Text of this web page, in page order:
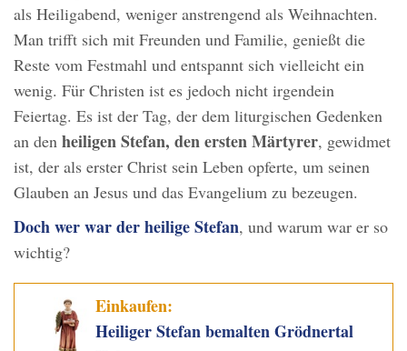
als Heiligabend, weniger anstrengend als Weihnachten.
Man trifft sich mit Freunden und Familie, genießt die
Reste vom Festmahl und entspannt sich vielleicht ein
wenig. Für Christen ist es jedoch nicht irgendein
Feiertag. Es ist der Tag, der dem liturgischen Gedenken
an den heiligen Stefan, den ersten Märtyrer, gewidmet
ist, der als erster Christ sein Leben opferte, um seinen
Glauben an Jesus und das Evangelium zu bezeugen.
Doch wer war der heilige Stefan, und warum war er so
wichtig?
Einkaufen:
Heiliger Stefan bemalten Grödnertal